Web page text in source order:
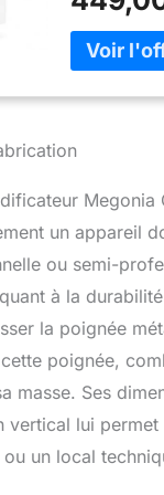
qui en fait
la
d'humidité
fonction
d'humidité
flexible de 1
après une
minuterie),
de
de sécurité
démarrage
protection
pannes. La
réservoir a
prolonge la
plusieurs
un appareil
ou semi-
à la
la poignée
poignée,
masse. Ses
vertical lui
un local